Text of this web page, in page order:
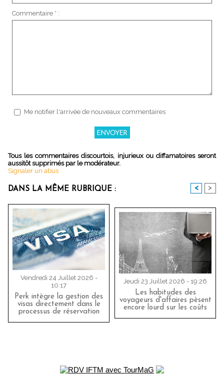
Commentaire * :
Me notifier l'arrivée de nouveaux commentaires
Tous les commentaires discourtois, injurieux ou diffamatoires seront
aussitôt supprimés par le modérateur.
Signaler un abus
DANS LA MÊME RUBRIQUE : < >
Vendredi 24 Juillet 2026 -
10:17
Perk intègre la gestion des
visas directement dans le
processus de réservation
Jeudi 23 Juillet 2026 - 19:26
Les habitudes des
voyageurs d'affaires pèsent
encore lourd sur les coûts